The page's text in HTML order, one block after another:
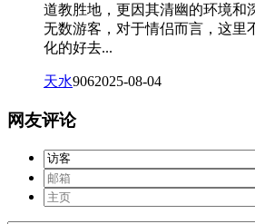
道教胜地，更因其清幽的环境和
无数游客，对于情侣而言，这里
化的好去...
天水9062025-08-04
网友评论